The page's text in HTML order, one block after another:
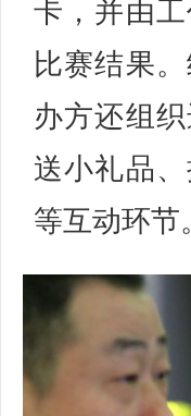
卡，并由
比赛结果
办方还组
送小礼品
等互动环节